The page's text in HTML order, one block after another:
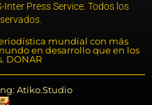
Press Service. Todos los
mundial con más
en desarrollo que en los
DONAR
Atiko.Studio